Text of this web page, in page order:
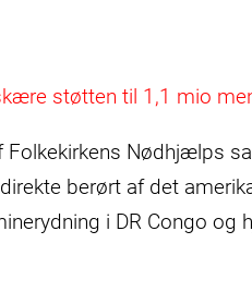
støtten til 1,1 mio
Nødhjælps
berørt af det
i DR Congo og